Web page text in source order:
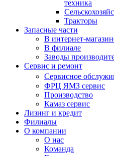
техника
Тракторы
Запасные части
В интернет-
В филиале
Заводы
Сервис и ремонт
Сервисное
ФРЦ ЯМЗ сервис
Производство
Камаз сервис
Лизинг и кредит
Филиалы
О компании
О нас
Команда